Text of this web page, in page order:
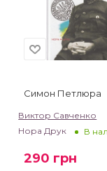
Симон Петлюра
Виктор Савченко
Нора Друк
В
290 грн